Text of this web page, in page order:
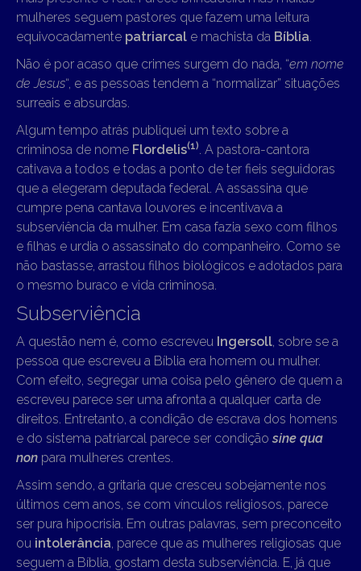
mulheres seguem pastores que fazem uma leitura
equivocadamente patriarcal e machista da Bíblia.
Não é por acaso que crimes surgem do nada, “em nome
de Jesus“, e as pessoas tendem a “normalizar” situações
surreais e absurdas.
Algum tempo atrás publiquei um texto sobre a
criminosa de nome Flordelis(1). A pastora-cantora
cativava a todos e todas a ponto de ter fieis seguidoras
que a elegeram deputada federal. A assassina que
cumpre pena cantava louvores e incentivava a
subserviência da mulher. Em casa fazia sexo com filhos
e filhas e urdia o assassinato do companheiro. Como se
não bastasse, arrastou filhos biológicos e adotados para
o mesmo buraco e vida criminosa.
Subserviência
A questão nem é, como escreveu Ingersoll, sobre se a
pessoa que escreveu a Bíblia era homem ou mulher.
Com efeito, segregar uma coisa pelo gênero de quem a
escreveu parece ser uma afronta a qualquer carta de
direitos. Entretanto, a condição de escrava dos homens
e do sistema patriarcal parece ser condiçãosine qua
non para mulheres crentes.
Assim sendo, a gritaria que cresceu sobejamente nos
últimos cem anos, se com vínculos religiosos, parece
ser pura hipocrisia. Em outras palavras, sem preconceito
ou intolerância, parece que as mulheres religiosas que
seguem a Bíblia, gostam desta subserviência. E, já que